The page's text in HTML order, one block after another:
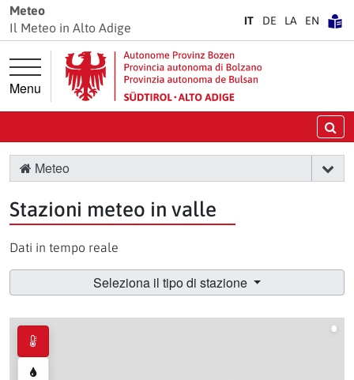
Vai direttamente alla navigazione principale
Vai direttamente al contenuto principale
Meteo
Il Meteo in Alto Adige
IT DE LA EN
Menu
Meteo
Stazioni meteo in valle
Dati in tempo reale
Seleziona il tipo di stazione